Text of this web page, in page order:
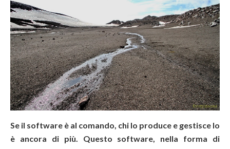
Se il software è al comando, chi lo produce e gestisce lo
è ancora di più. Questo software, nella forma di